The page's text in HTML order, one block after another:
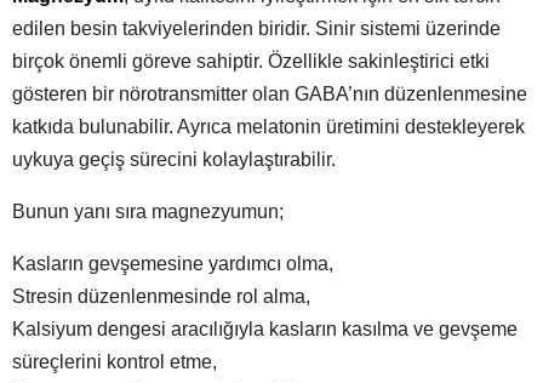
edilen besin takviyelerinden biridir. Sinir sistemi üzerinde
birçok önemli göreve sahiptir. Özellikle sakinleştirici etki
gösteren bir nörotransmitter olan GABA’nın düzenlenmesine
katkıda bulunabilir. Ayrıca melatonin üretimini destekleyerek
uykuya geçiş sürecini kolaylaştırabilir.
Bunun yanı sıra magnezyumun;
Kasların gevşemesine yardımcı olma,
Stresin düzenlenmesinde rol alma,
Kalsiyum dengesi aracılığıyla kasların kasılma ve gevşeme
süreçlerini kontrol etme,